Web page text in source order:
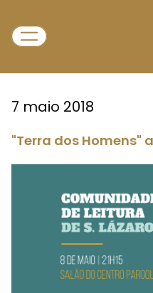
7 maio 2018
"Terra dos Homens"